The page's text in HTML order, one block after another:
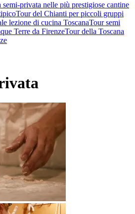
privata nelle più prestigiose cantine
Tour del Chianti per piccoli gruppi
lezione di cucina ToscanaTour semi
Terre da FirenzeTour della Toscana